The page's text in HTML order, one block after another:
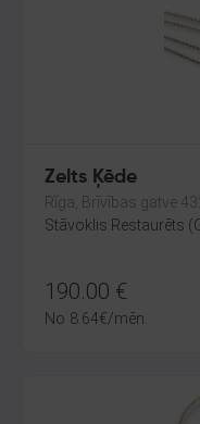
Zelts Ķēde
Rīga, Brīvības gatve
Stāvoklis Restaurēts
190.00 €
No 8.64€/mēn.